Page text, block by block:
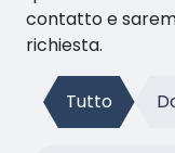
contatto e
richiesta.
Tutto